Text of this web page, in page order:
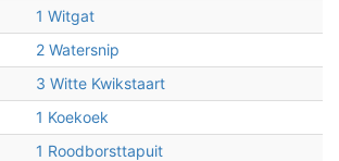
1 Witgat
2 Watersnip
3 Witte Kwikstaart
1 Koekoek
1 Roodborsttapuit